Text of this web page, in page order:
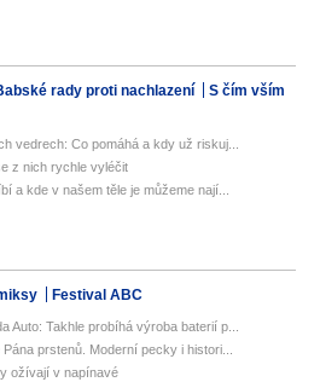
rady proti nachlazení
S čím vším
vedrech: Co pomáhá a kdy už riskuj...
z nich rychle vyléčit
a kde v našem těle je můžeme nají...
Festival ABC
Auto: Takhle probíhá výroba baterií p...
prstenů. Moderní pecky i histori...
ožívají v napínavé